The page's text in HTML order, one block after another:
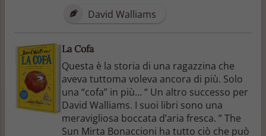
David Walliams
La Cofa
Questa è la storia di una ragazzina che
aveva tuttoma voleva ancora di più. Solo
una “cofa” in più... “ Un altro successo per
David Walliams. I suoi libri sono una
meravigliosa boccata d’aria fresca. ” The
Sun Mirta Bonaccioni ha tutto ciò che può